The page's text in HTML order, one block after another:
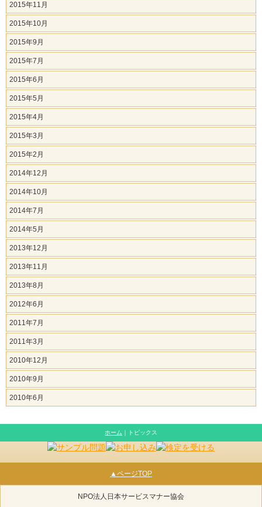
2015年11月
2015年10月
2015年9月
2015年7月
2015年6月
2015年5月
2015年4月
2015年3月
2015年2月
2014年12月
2014年10月
2014年7月
2014年5月
2013年12月
2013年11月
2013年8月
2012年6月
2011年7月
2011年3月
2010年12月
2010年9月
2010年6月
ホーム ｜トピックス
▲ページTOP
NPO法人日本サービスマナー協会